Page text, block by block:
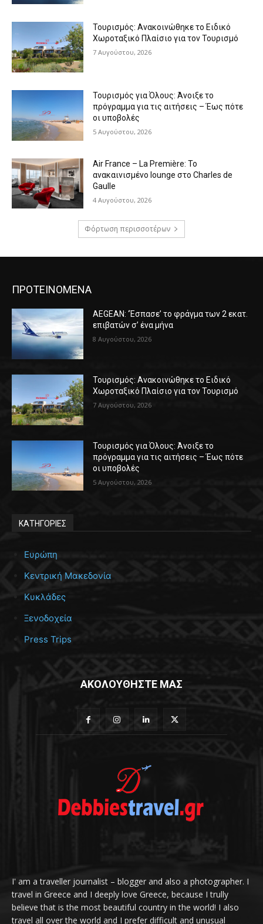
Τουρισμός: Ανακοινώθηκε το Ειδικό
Χωροταξικό Πλαίσιο για τον Τουρισμό
7 Αυγούστου, 2026
Τουρισμός για Όλους: Άνοιξε το
πρόγραμμα για τις αιτήσεις – Έως πότε
οι υποβολές
5 Αυγούστου, 2026
Air France – La Première: Το
ανακαινισμένο lounge στο Charles de
Gaulle
4 Αυγούστου, 2026
Φόρτωση περισσοτέρων
ΠΡΟΤΕΙΝΟΜΕΝΑ
AEGEAN: ‘Έσπασε’ το φράγμα των 2 εκατ.
επιβατών σ’ ένα μήνα
8 Αυγούστου, 2026
Τουρισμός: Ανακοινώθηκε το Ειδικό
Χωροταξικό Πλαίσιο για τον Τουρισμό
7 Αυγούστου, 2026
Τουρισμός για Όλους: Άνοιξε το
πρόγραμμα για τις αιτήσεις – Έως πότε
οι υποβολές
5 Αυγούστου, 2026
ΚΑΤΗΓΟΡΙΕΣ
Ευρώπη
Κεντρική Μακεδονία
Κυκλάδες
Ξενοδοχεία
Press Trips
ΑΚΟΛΟΥΘΗΣΤΕ ΜΑΣ
I' am a traveller journalist – blogger and also a photographer. I
travel in Greece and I deeply love Greece, because I trully
believe that is the most beautiful country in the world! I also
travel all over the world and I prefer difficult and unusual